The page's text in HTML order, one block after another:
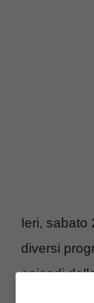
Ieri, sabato
diversi
episodi